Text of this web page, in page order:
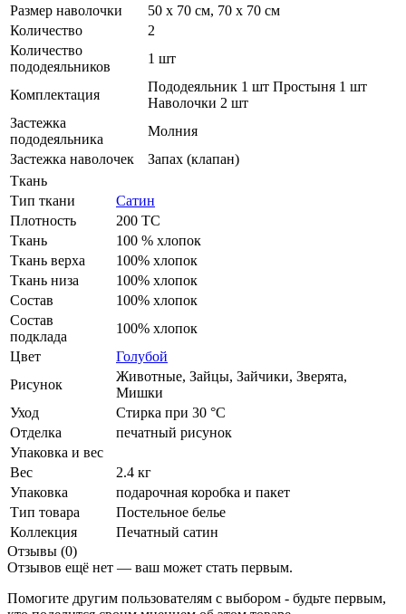
Размер наволочки
50 х 70 см, 70 х 70 см
Количество
2
Количество
пододеяльников
1 шт
Комплектация
Пододеяльник 1 шт Простыня 1 шт
Наволочки 2 шт
Застежка
пододеяльника
Молния
Застежка наволочек
Запах (клапан)
Ткань
Тип ткани
Сатин
Плотность
200 ТС
Ткань
100 % хлопок
Ткань верха
100% хлопок
Ткань низа
100% хлопок
Состав
100% хлопок
Состав
подклада
100% хлопок
Цвет
Голубой
Рисунок
Животные, Зайцы, Зайчики, Зверята,
Мишки
Уход
Стирка при 30 °С
Отделка
печатный рисунок
Упаковка и вес
Вес
2.4 кг
Упаковка
подарочная коробка и пакет
Тип товара
Постельное белье
Коллекция
Печатный сатин
Отзывы (0)
Отзывов ещё нет — ваш может стать первым.
Помогите другим пользователям с выбором - будьте первым,